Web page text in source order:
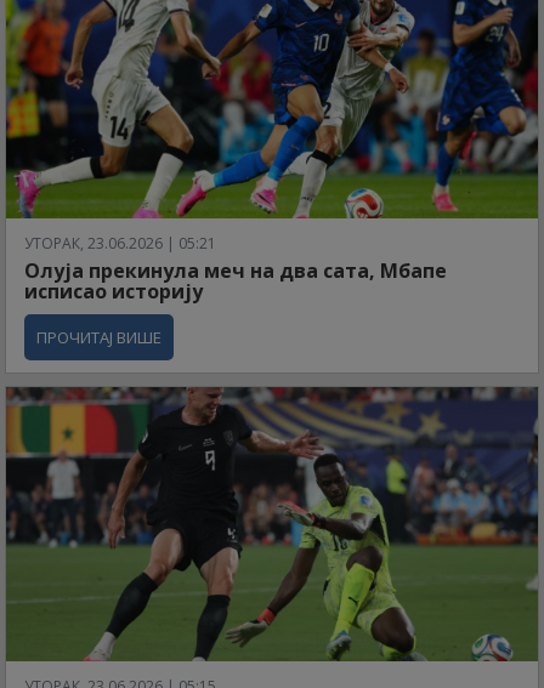
УТОРАК, 23.06.2026 | 05:21
Олуја прекинула меч на два сата, Мбапе
исписао историју
ПРОЧИТАЈ ВИШЕ